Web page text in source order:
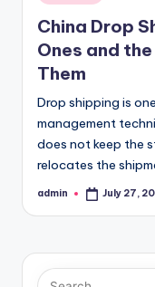
in
China Drop
Ones and
Them
Drop shipping is
management
does not keep the
relocates the
Posted
admin July 27,